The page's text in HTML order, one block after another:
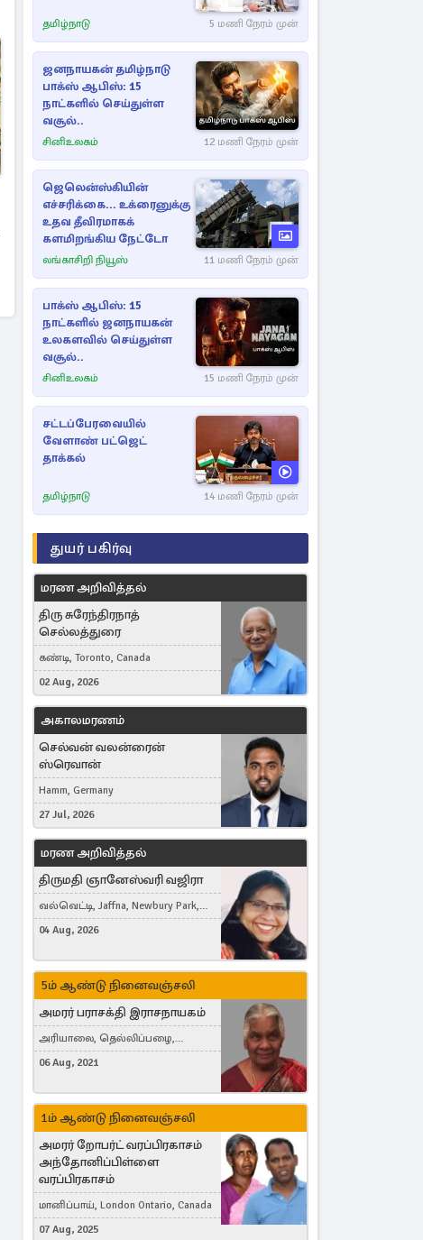
தமிழ்நாடு 5 மணி நேரம் முன்
ஜனநாயகன் தமிழ்நாடு
பாக்ஸ் ஆபிஸ்: 15
நாட்களில் செய்துள்ள
வசூல்..
சினிஉலகம் 12 மணி நேரம் முன்
ஜெலென்ஸ்கியின்
எச்சரிக்கை... உக்ரைனுக்கு
உதவ தீவிரமாகக்
களமிறங்கிய நேட்டோ
லங்காசிறி நியூஸ் 11 மணி நேரம் முன்
பாக்ஸ் ஆபிஸ்: 15
நாட்களில் ஜனநாயகன்
உலகளவில் செய்துள்ள
வசூல்..
சினிஉலகம் 15 மணி நேரம் முன்
சட்டப்பேரவையில்
வேளாண் பட்ஜெட்
தாக்கல்
தமிழ்நாடு 14 மணி நேரம் முன்
துயர் பகிர்வு
மரண அறிவித்தல்
திரு சுரேந்திரநாத்
செல்லத்துரை
கண்டி, Toronto, Canada
02 Aug, 2026
அகாலமரணம்
செல்வன் வலன்ரைன்
ஸ்ரெவான்
Hamm, Germany
27 Jul, 2026
மரண அறிவித்தல்
திருமதி ஞானேஸ்வரி வஜிரா
வல்வெட்டி, Jaffna, Newbury Park,
United Kingdom
04 Aug, 2026
5ம் ஆண்டு நினைவஞ்சலி
அமரர் பராசக்தி இராசநாயகம்
அரியாலை, தெல்லிப்பழை,
Montreal, Canada
06 Aug, 2021
1ம் ஆண்டு நினைவஞ்சலி
அமரர் றோபர்ட் வரப்பிரகாசம்
அந்தோனிப்பிள்ளை
வரப்பிரகாசம்
மானிப்பாய், London Ontario, Canada
07 Aug, 2025